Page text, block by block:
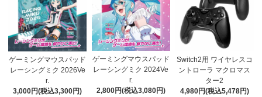
ゲーミングマウスパッド
レーシングミク 2026Ve
r.
3,000円(税込3,300円)
ゲーミングマウスパッド
レーシングミク 2024Ve
r.
2,800円(税込3,080円)
Switch2用 ワイヤレスコ
ントローラ マクロマス
ター2
4,980円(税込5,478円)